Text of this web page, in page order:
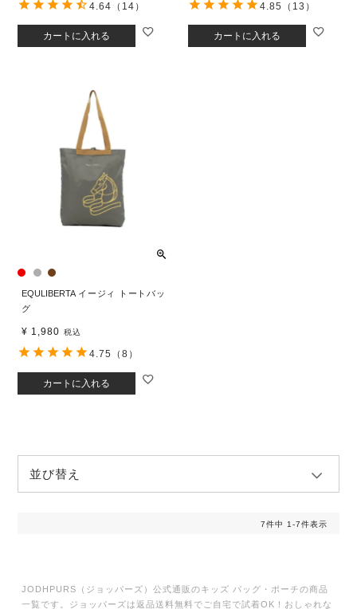
カートに入れる
4.64 （14）
カートに入れる
4.85 （13）
EQULIBERTA イージィ トートバッ
グ
¥ 1,980 税込
カートに入れる
4.75 （8）
並び替え
7件中 1 -7件表示
JODHPURS（ジョッパーズ）公式通販のキッズ バッグ・ポーチの商品
一覧です。ジョッパーズは返品送料無料でご自宅で試着OK！おしゃれな